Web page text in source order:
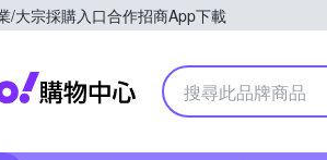
/大宗採購入口合作招商App下載
Yahoo購物中心